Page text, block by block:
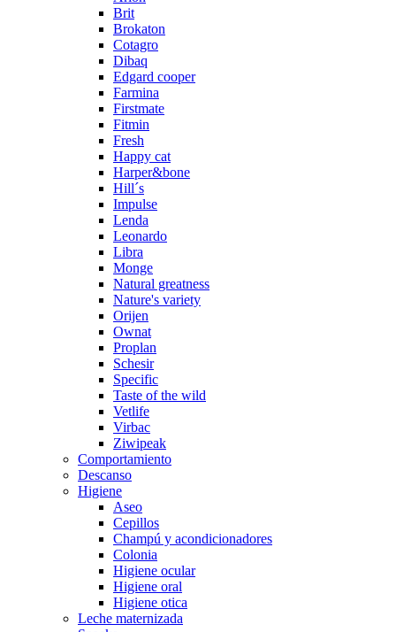
Brit
Brokaton
Cotagro
Dibaq
Edgard cooper
Farmina
Firstmate
Fitmin
Fresh
Happy cat
Harper&bone
Hill´s
Impulse
Lenda
Leonardo
Libra
Monge
Natural greatness
Nature's variety
Orijen
Ownat
Proplan
Schesir
Specific
Taste of the wild
Vetlife
Virbac
Ziwipeak
Comportamiento
Descanso
Higiene
Aseo
Cepillos
Champú y acondicionadores
Colonia
Higiene ocular
Higiene oral
Higiene otica
Leche maternizada